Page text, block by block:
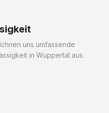
uns umfassende
in Wuppertal aus.